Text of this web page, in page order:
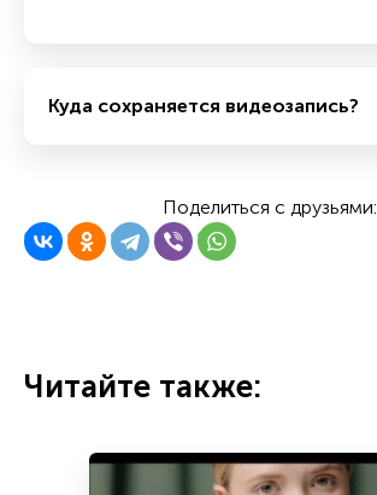
Куда сохраняется видеозапись?
Поделиться с друзьями:
Читайте также: